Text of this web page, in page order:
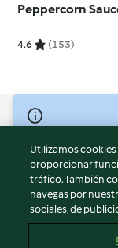
Peppercorn
4.6 (153)
© Copyright 2026
Términos de uso
Política de privacidad
Aviso legal
Información legal
Utilizamos
proporcionar
tráfico. También
navegas por
sociales, de